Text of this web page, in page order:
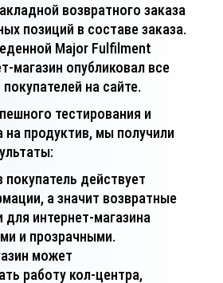
возвратного заказа
позиций в составе заказа.
Major Fulfilment
магазин опубликовал все
на сайте.
тестирования и
на продуктив, мы получили
покупатель действует
а значит возвратные
интернет-магазина
и прозрачными.
может
работу кол-центра,